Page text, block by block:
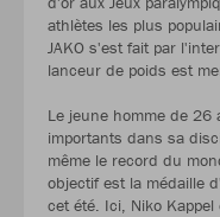
athlètes les plus
JAKO s'est fait par
lanceur de poids est
Le jeune homme de 26
importants dans sa
même le record du
objectif est la médaille
cet été. Ici, Niko